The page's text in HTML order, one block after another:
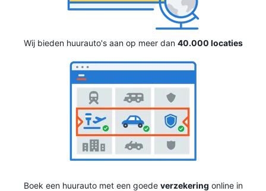
Wij bieden huurauto's aan op meer dan 40.000 locaties
Boek een huurauto met een goede verzekering online in